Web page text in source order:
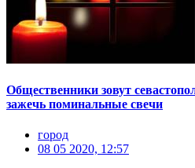
Общественники зовут
зажечь поминальные свечи
город
08 05 2020, 12:57